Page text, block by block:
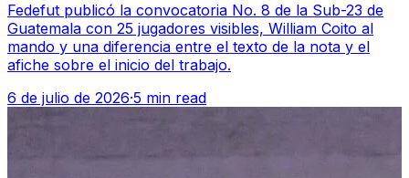
Fedefut publicó la convocatoria No. 8 de la Sub-23 de
Guatemala con 25 jugadores visibles, William Coito al
mando y una diferencia entre el texto de la nota y el
afiche sobre el inicio del trabajo.
6 de julio de 2026·5 min read